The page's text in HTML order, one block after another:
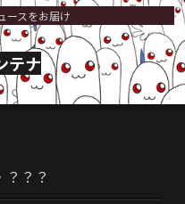
ースをお届け
テナ
？？